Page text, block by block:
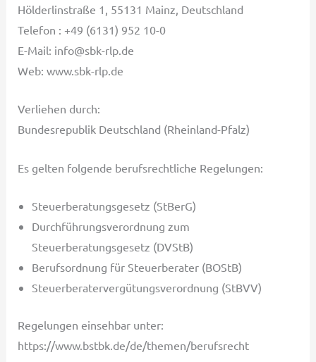
Hölderlinstraße 1, 55131 Mainz, Deutschland
Telefon : +49 (6131) 952 10-0
E-Mail: info@sbk-rlp.de
Web: www.sbk-rlp.de
Verliehen durch:
Bundesrepublik Deutschland (Rheinland-Pfalz)
Es gelten folgende berufsrechtliche Regelungen:
Steuerberatungsgesetz (StBerG)
Durchführungsverordnung zum
Steuerberatungsgesetz (DVStB)
Berufsordnung für Steuerberater (BOStB)
Steuerberatervergütungsverordnung (StBVV)
Regelungen einsehbar unter:
https://www.bstbk.de/de/themen/berufsrecht